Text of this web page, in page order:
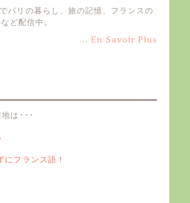
リの暮らし、旅の記憶、フランスの
ど配信中。
... En Savoir Plus
は･･･
にフランス語！